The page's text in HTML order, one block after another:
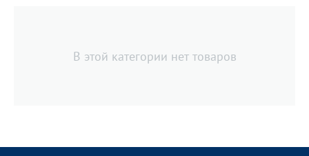
В этой категории нет товаров